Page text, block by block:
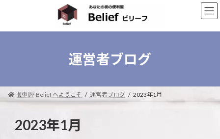
ン
ー
運営者ブログ
便利屋 Belief へようこそ 運営者ブログ 2023年1月
2023年1月